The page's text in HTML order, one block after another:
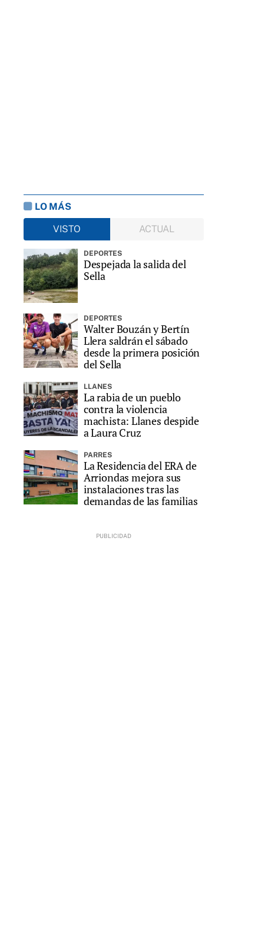
LO MÁS
VISTO
ACTUAL
DEPORTES
Despejada la salida del
Sella
DEPORTES
Walter Bouzán y Bertín
Llera saldrán el sábado
desde la primera posición
del Sella
LLANES
La rabia de un pueblo
contra la violencia
machista: Llanes despide
a Laura Cruz
PARRES
La Residencia del ERA de
Arriondas mejora sus
instalaciones tras las
demandas de las familias